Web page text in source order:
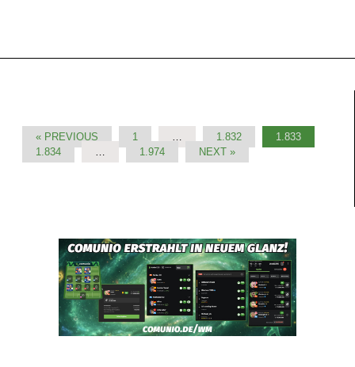
« PREVIOUS 1 … 1.832
1.833
1.834
… 1.974 NEXT »